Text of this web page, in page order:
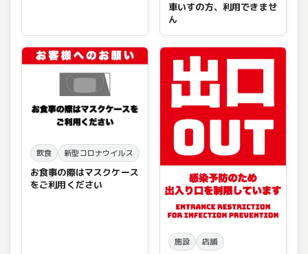
車いすの方、利用できませ
ん
飲食 新型コロナウイルス
お食事の際はマスクケース
をご利用ください
施設 店舗